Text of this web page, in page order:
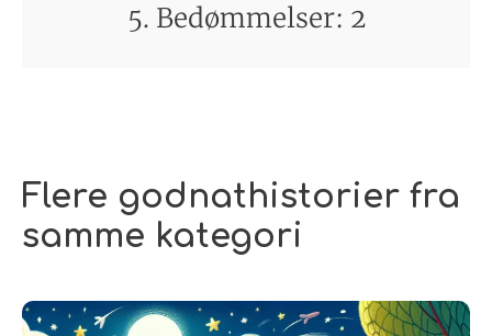
5. Bedømmelser: 2
Flere godnathistorier fra
samme kategori